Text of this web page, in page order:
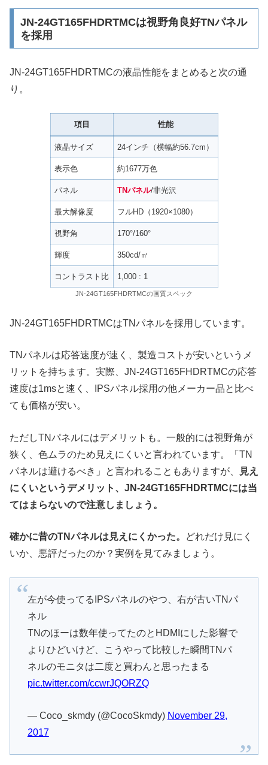
JN-24GT165FHDRTMCは視野角良好TNパネル
を採用
JN-24GT165FHDRTMCの液晶性能をまとめると次の通
り。
項目 性能
液晶サイズ 24インチ（横幅約56.7cm）
表示色 約1677万色
パネル TNパネル/非光沢
最大解像度 フルHD（1920×1080）
視野角 170°/160°
輝度 350cd/㎡
コントラスト比 1,000 : 1
JN-24GT165FHDRTMCの画質スペック
JN-24GT165FHDRTMCはTNパネルを採用しています。
TNパネルは応答速度が速く、製造コストが安いというメ
リットを持ちます。実際、JN-24GT165FHDRTMCの応答
速度は1msと速く、IPSパネル採用の他メーカー品と比べ
ても価格が安い。
ただしTNパネルにはデメリットも。一般的には視野角が
狭く、色ムラのため見えにくいと言われています。「TN
パネルは避けるべき」と言われることもありますが、
見え
にくいというデメリット、JN-24GT165FHDRTMCには当
てはまらないので注意しましょう。
確かに昔のTNパネルは見えにくかった。
どれだけ見にく
いか、悪評だったのか？実例を見てみましょう。
左が今使ってるIPSパネルのやつ、右が古いTNパ
ネル
TNのほーは数年使ってたのとHDMIにした影響で
よりひどいけど、こうやって比較した瞬間TNパ
ネルのモニタは二度と買わんと思ったまる
pic.twitter.com/ccwrJQORZQ
— Coco_skmdy (@CocoSkmdy) November 29,
2017